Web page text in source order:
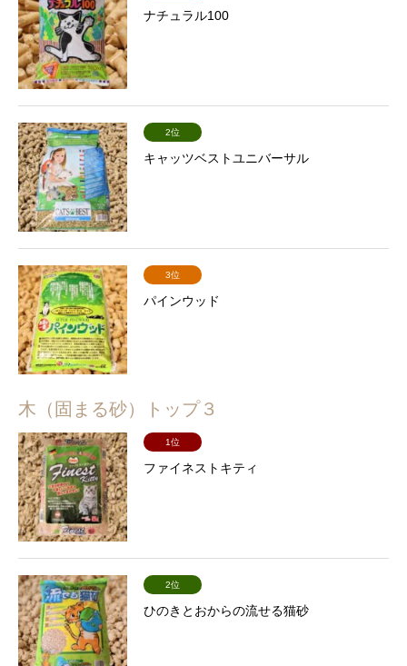
ナチュラル100
2位
キャッツベストユニバーサル
3位
パインウッド
木（固まる砂）トップ３
1位
ファイネストキティ
2位
ひのきとおからの流せる猫砂